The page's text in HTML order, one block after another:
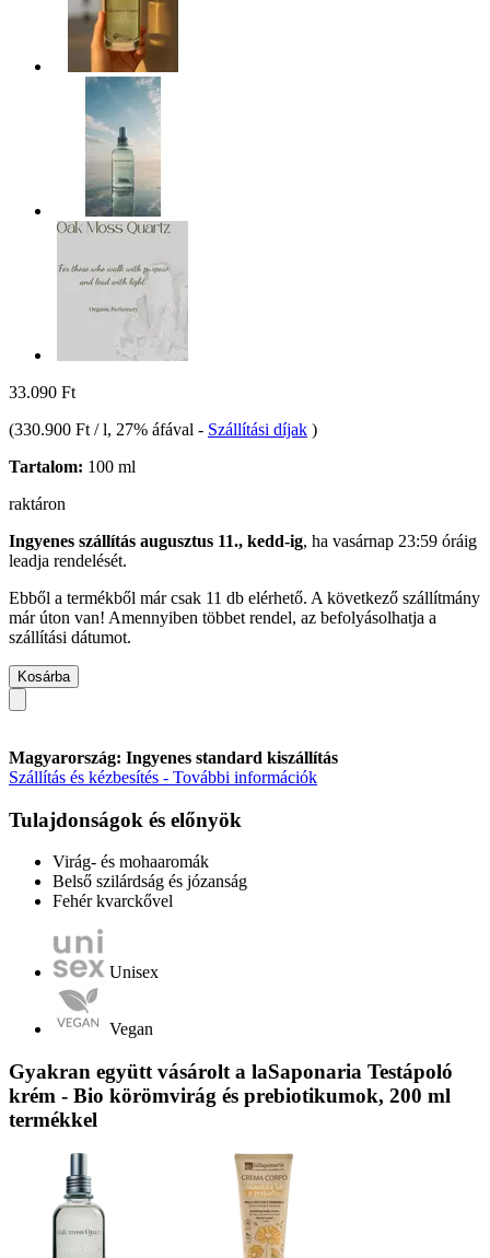
33.090 Ft
(330.900 Ft / l, 27% áfával - Szállítási díjak )
Tartalom: 100 ml
raktáron
Ingyenes szállítás augusztus 11., kedd-ig, ha vasárnap 23:59 óráig
leadja rendelését.
Ebből a termékből már csak 11 db elérhető. A következő szállítmány
már úton van! Amennyiben többet rendel, az befolyásolhatja a
szállítási dátumot.
Kosárba
Magyarország: Ingyenes standard kiszállítás
Szállítás és kézbesítés - További információk
Tulajdonságok és előnyök
Virág- és mohaaromák
Belső szilárdság és józanság
Fehér kvarckővel
Unisex
Vegan
Gyakran együtt vásárolt a laSaponaria Testápoló
krém - Bio körömvirág és prebiotikumok, 200 ml
termékkel